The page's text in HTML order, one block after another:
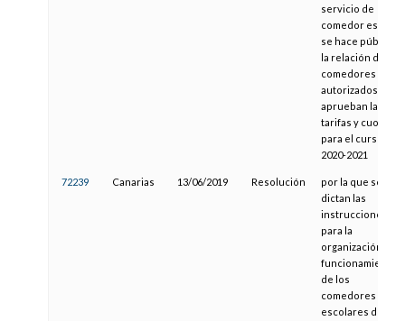
servicio de
comedor escolar,
se hace pública
la relación de
comedores
autorizados y se
aprueban las
tarifas y cuotas
para el curso
2020-2021
72239 Canarias 13/06/2019 Resolución
por la que se
dictan las
instrucciones
para la
organización y
funcionamiento
de los
comedores
escolares de los